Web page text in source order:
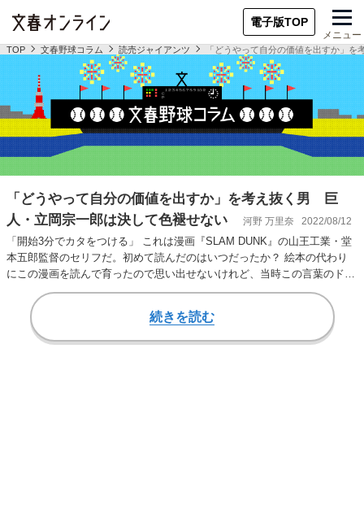
電子版TOP
メニュー
TOP 文春野球コラム 読売ジャイアンツ 「どうやって自分の価値を出すか」
「どうやって自分の価値を出すか」を考え抜く男 巨
人・立岡宗一郎は決して色褪せない
河野 万里奈 2022/08/12
「開始3分でカタをつける」 これは漫画『SLAM DUNK』の山王工業・堂
本五郎監督のセリフだ。初めて読んだのはいつだったか？ 絵本の代わり
にこの漫画を読んで育ったので思い出せないけれど、当時この言葉のド迫
力を理解で…
続きを読む